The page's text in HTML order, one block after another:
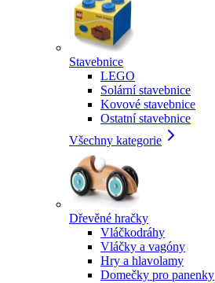
Stavebnice
LEGO
Solární stavebnice
Kovové stavebnice
Ostatní stavebnice
Všechny kategorie
Dřevěné hračky
Vláčkodráhy
Vláčky a vagóny
Hry a hlavolamy
Domečky pro panenky